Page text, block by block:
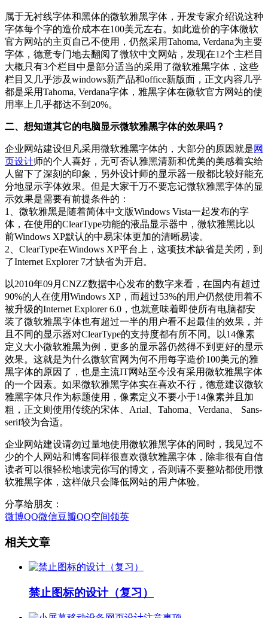
属于无衬线字体和黑体的微软雅黑字体，开发专家介绍说这种
字体每个字的造价成本在100美元左右。如此造价的字体微软
官方网站的主页自己不使用，仍然采用Tahoma, Verdana为主要
字体，德意专门地去翻阅了微软中文网站，发现在12个主栏目
大概只有3个栏目中是部分适当的采用了微软雅黑字体，这些
栏目又几乎涉及windows新产品和office新版面，正文内容几乎
都是采用Tahoma, Verdana字体，雅黑字体在微软官方网站的使
用率上几乎都达不到20%。
二、想知道其它的电脑显示微软雅黑字体的效果吗？
企业网站建设但凡采用微软雅黑字体的，大部分的原因就是网
页设计师的个人喜好，无可否认雅黑清新和优美的美感着实给
人留下了深刻的印象，另外设计师的显示器一般都比较好能充
分地显示字体效果。但是大家千万不要忘记微软雅黑字体的显
示效果是需要有前提条件的：
1、微软雅黑是随着简体中文版Windows Vista一起发布的字
体，在使用的ClearType功能的液晶显示器中，微软雅黑比以
前Windows XP默认的中易宋体更加的清晰易读。
2、ClearType在Windows XP平台上，这项技术缺省是关闭，到
了Internet Explorer 7才缺省为开启。
以2010年09月CNZZ数据中心发布的数字来看，在国内有超过
90%的人在使用Windows XP，而超过53%的用户仍然使用着不
被升级的Internet Explorer 6.0，也就意味着即使所有电脑都安
装了微软雅黑字体也有超过一半的用户看不起最佳的效果，并
且不同的显示器对ClearType的支持度都有所不同。以14像素
定义大小微软雅黑为例，更多的显示器仍然得不到更好的显示
效果。这就是为什么微软官网为何不用每字造价100美元的雅
黑字体的原因了，也是主流IT网站至今没有采用微软雅黑字体
的一个因素。如果微软雅黑字体实在喜欢不行，德意建议微软
雅黑字体只作为标题使用，像素定义不要小于14像素并且加
粗，正文则使用传统的宋体、Arial、Tahoma、Verdana、 Sans-
serif较为合适。
企业网站建设请勿过量地使用微软雅黑字体的同时，我见过不
少的个人网站和博客同样很喜欢微软雅黑字体，除非很有自信
读者可以很轻松地读完你写的博文，否则请不要整站都使用微
软雅黑字体，这样做只会降低网站的用户体验。
分享给朋友：
微博QQ微信豆瓣QQ空间领英
相关文章
禁止图标的设计（复习）